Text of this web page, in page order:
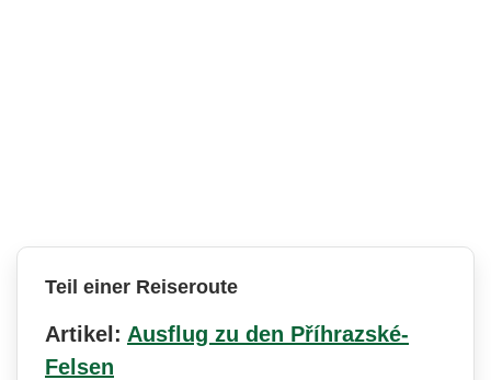
Teil einer Reiseroute
Artikel: Ausflug zu den Příhrazské-
Felsen